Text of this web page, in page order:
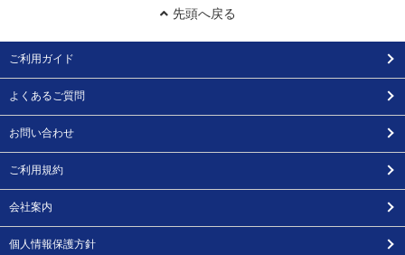
先頭へ戻る
ご利用ガイド
よくあるご質問
お問い合わせ
ご利用規約
会社案内
個人情報保護方針